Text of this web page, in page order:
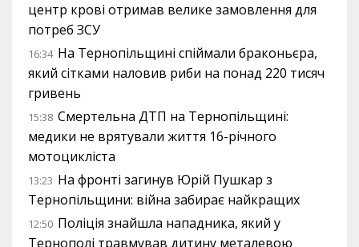
центр крові отримав велике замовлення для
потреб ЗСУ
16:34 На Тернопільщині спіймали браконьєра,
який сітками наловив риби на понад 220 тисяч
гривень
15:38 Смертельна ДТП на Тернопільщині:
медики не врятували життя 16-річного
мотоцикліста
13:23 На фронті загинув Юрій Пушкар з
Тернопільщини: війна забирає найкращих
12:50 Поліція знайшла нападника, який у
Тернополі травмував дитину металевою